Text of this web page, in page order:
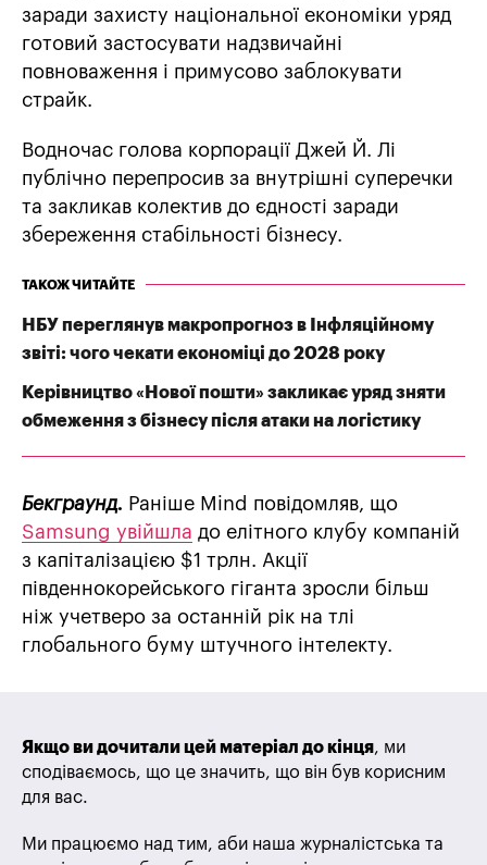
заради захисту національної економіки уряд
готовий застосувати надзвичайні
повноваження і примусово заблокувати
страйк.
Водночас голова корпорації Джей Й. Лі
публічно перепросив за внутрішні суперечки
та закликав колектив до єдності заради
збереження стабільності бізнесу.
ТАКОЖ ЧИТАЙТЕ
НБУ переглянув макропрогноз в Інфляційному
звіті: чого чекати економіці до 2028 року
Керівництво «Нової пошти» закликає уряд зняти
обмеження з бізнесу після атаки на логістику
Бекграунд. Раніше Mind повідомляв, що
Samsung увійшла до елітного клубу компаній
з капіталізацією $1 трлн. Акції
південнокорейського гіганта зросли більш
ніж учетверо за останній рік на тлі
глобального буму штучного інтелекту.
Якщо ви дочитали цей матеріал до кінця, ми
сподіваємось, що це значить, що він був корисним
для вас.
Ми працюємо над тим, аби наша журналістська та